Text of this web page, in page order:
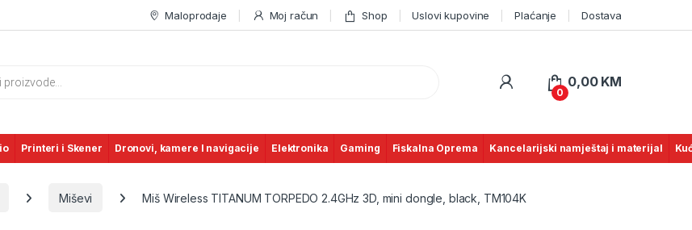
Maloprodaje Moj račun Shop Uslovi kupovine Plaćanje Dostava
0
0,00 KM
Printeri i Skener Dronovi, kamere I navigacije Elektronika Gaming Fiskalna Oprema Kancelarijski namještaj i materijal
Miševi Miš Wireless TITANUM TORPEDO 2.4GHz 3D, mini dongle, black, TM104K